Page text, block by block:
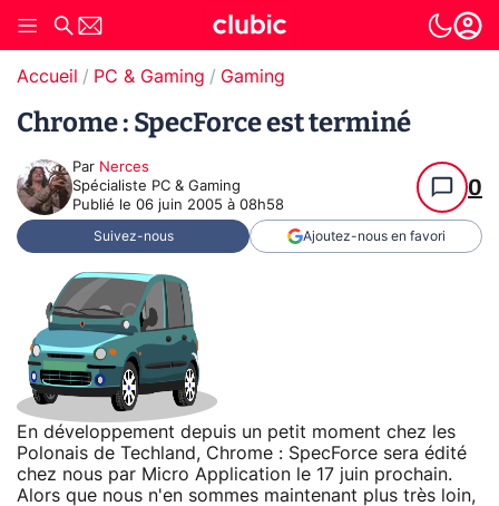
Accueil PC & Gaming Gaming
Chrome : SpecForce est terminé
Par Nerces
Spécialiste PC & Gaming
Publié le 06 juin 2005 à 08h58
0
Suivez-nous Ajoutez-nous en favori
En développement depuis un petit moment chez les
Polonais de Techland, Chrome : SpecForce sera édité
chez nous par Micro Application le 17 juin prochain.
Alors que nous n'en sommes maintenant plus très loin,